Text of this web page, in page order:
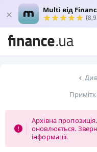
Multi від
Архівна
оновлюється.
інформації.